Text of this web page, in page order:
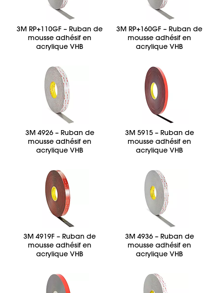
3M RP+110GF – Ruban de
mousse adhésif en
acrylique VHB
3M RP+160GF – Ruban de
mousse adhésif en
acrylique VHB
3M 4926 – Ruban de
mousse adhésif en
acrylique VHB
3M 5915 – Ruban de
mousse adhésif en
acrylique VHB
3M 4919F – Ruban de
mousse adhésif en
acrylique VHB
3M 4936 – Ruban de
mousse adhésif en
acrylique VHB